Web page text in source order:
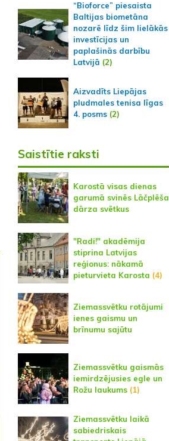
“Bioforce” piesaista
Baltijas biometāna
nozarē līdz šim lielākās
investīcijas un
paplašinās darbību
Latvijā (2)
Aizvadīts Liepājas
pludmales tenisa līgas
4. posms(2)
Saistītie raksti
Karostā visas dienas
garumā svinēs Lāčplēša
dārza svētkus
"Radi!" akadēmija
stiprina Latvijas
reģionus: nākamā
pieturvieta Karosta (4)
Ziemassvētku rotājumi
ienes gaismu un
brīnumu sajūtu
Ziemassvētku gaismās
iemirdzējusies egle un
Rožu laukums(1)
Ziemassvētku laikā
sabiedriskais